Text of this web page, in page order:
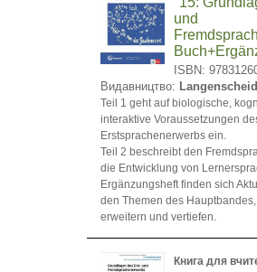
und
ISBN:
Видавництво:
Teil 1 geht auf biologische,
interaktive Voraussetzungen
Erstsprachenerwerbs ein.
Teil 2 beschreibt den
die Entwicklung von
Ergänzungsheft finden sich
den Themen des
erweitern und vertiefen.
Книга для